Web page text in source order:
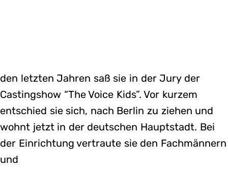
den letzten Jahren saß sie in der Jury der
Castingshow “The Voice Kids”. Vor kurzem
entschied sie sich, nach Berlin zu ziehen und
wohnt jetzt in der deutschen Hauptstadt. Bei
der Einrichtung vertraute sie den Fachmännern
und